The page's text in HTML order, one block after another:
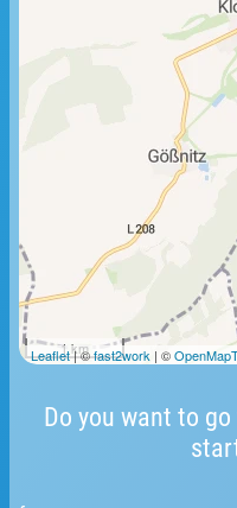
Do you want to
1 km
Leaflet| ©fast2work | ©